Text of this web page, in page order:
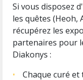
Si vous disposez
les quêtes (Heoh,
récupérez les
partenaires pour
Diakonys :
Chaque curé